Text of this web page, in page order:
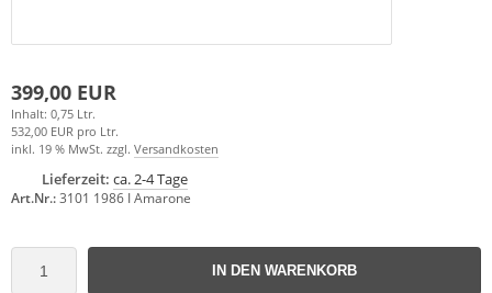
399,00 EUR
Inhalt: 0,75 Ltr.
532,00 EUR pro Ltr.
inkl. 19 % MwSt. zzgl. Versandkosten
Lieferzeit: ca. 2-4 Tage
Art.Nr.:3101 1986 I Amarone
IN DEN WARENKORB